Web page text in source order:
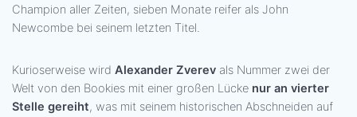
Champion aller Zeiten, sieben Monate reifer als John
Newcombe bei seinem letzten Titel.
Kurioserweise wird Alexander Zverev als Nummer zwei der
Welt von den Bookies mit einer großen Lücke nur an vierter
Stelle gereiht, was mit seinem historischen Abschneiden auf